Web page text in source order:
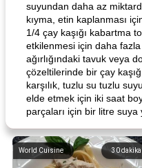
suyundan daha az
kıyma, etin kaplanması
1/4 çay kaşığı kabartma
etkilenmesi için daha
ağırlığındaki tavuk veya
çözeltilerinde bir çay
karşılık, tuzlu su tuzlu
elde etmek için iki saat
parçaları için bir litre suya
30dakika
World Cuisine